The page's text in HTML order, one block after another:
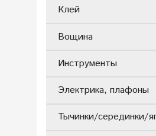
Клей
Вощина
Инструменты
Электрика, плафоны
Тычинки/серединки/